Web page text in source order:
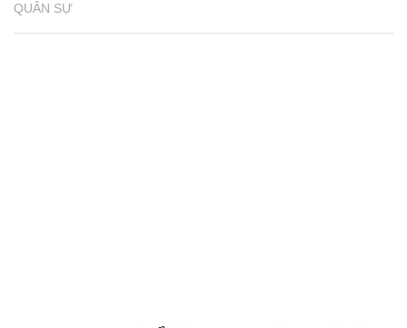
QUÂN SỰ